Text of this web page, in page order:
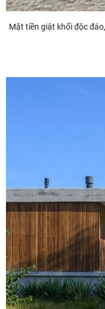
Mặt tiền giật khối độc